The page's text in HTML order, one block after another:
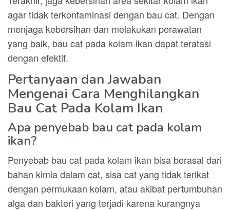
agar tidak terkontaminasi dengan bau cat. Dengan
menjaga kebersihan dan melakukan perawatan
yang baik, bau cat pada kolam ikan dapat teratasi
dengan efektif.
Pertanyaan dan Jawaban
Mengenai Cara Menghilangkan
Bau Cat Pada Kolam Ikan
Apa penyebab bau cat pada kolam
ikan?
Penyebab bau cat pada kolam ikan bisa berasal dari
bahan kimia dalam cat, sisa cat yang tidak terikat
dengan permukaan kolam, atau akibat pertumbuhan
alga dan bakteri yang terjadi karena kurangnya